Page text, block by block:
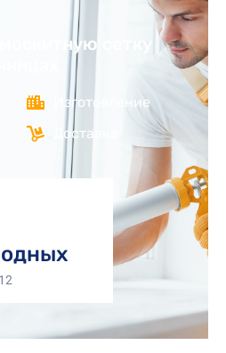
сетку
Изготовление
Доставка